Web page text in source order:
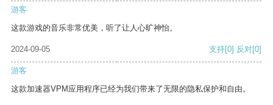
游客
这款游戏的音乐非常优美，听了让人心旷神怡。
2024-09-05 支持[0] 反对[0]
游客
这款加速器VPM应用程序已经为我们带来了无限的隐私保护和自由。